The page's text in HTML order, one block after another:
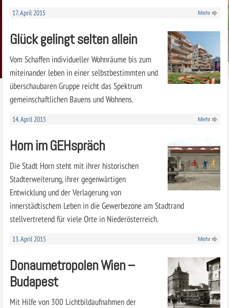
17. April 2015 Mehr
Glück gelingt selten allein
Vom Schaffen individueller Wohnräume bis zum
miteinander leben in einer selbstbestimmten und
überschaubaren Gruppe reicht das Spektrum
gemeinschaftlichen Bauens und Wohnens.
14. April 2015 Mehr
Horn im GEHspräch
Die Stadt Horn steht mit ihrer historischen
Stadterweiterung, ihrer gegenwärtigen
Entwicklung und der Verlagerung von
innerstädtischem Leben in die Gewerbezone am Stadtrand
stellvertretend für viele Orte in Niederösterreich.
13. April 2015 Mehr
Donaumetropolen Wien –
Budapest
Mit Hilfe von 300 Lichtbildaufnahmen der